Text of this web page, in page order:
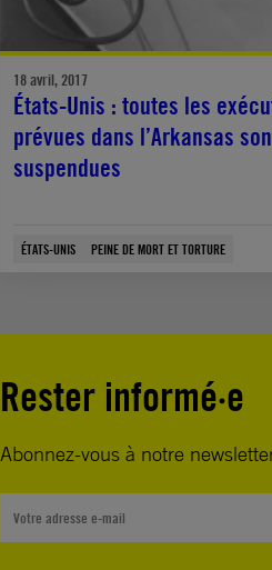
18 avril, 2017
États-Unis : toutes les
prévues dans l’Arkansas
suspendues
ÉTATS-UNIS PEINE DE MORT ET TORTURE
Rester informé·e
Abonnez-vous à notre